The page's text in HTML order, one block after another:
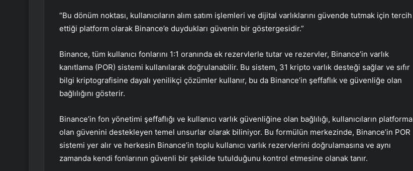
“Bu dönüm noktası, kullanıcıların alım satım işlemleri ve dijital varlıklarını güvende tutmak için tercih
ettiği platform olarak Binance’e duydukları güvenin bir göstergesidir.”
Binance, tüm kullanıcı fonlarını 1:1 oranında ek rezervlerle tutar ve rezervler, Binance’in varlık
kanıtlama (POR) sistemi kullanılarak doğrulanabilir. Bu sistem, 31 kripto varlık desteği sağlar ve sıfır
bilgi kriptografisine dayalı yenilikçi çözümler kullanır, bu da Binance’in şeffaflık ve güvenliğe olan
bağlılığını gösterir.
Binance’in fon yönetimi şeffaflığı ve kullanıcı varlık güvenliğine olan bağlılığı, kullanıcıların platforma
olan güvenini destekleyen temel unsurlar olarak biliniyor. Bu formülün merkezinde, Binance’in POR
sistemi yer alır ve herkesin Binance’in toplu kullanıcı varlık rezervlerini doğrulamasına ve aynı
zamanda kendi fonlarının güvenli bir şekilde tutulduğunu kontrol etmesine olanak tanır.